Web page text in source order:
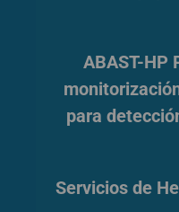
ABAST-HP
para
Servicios de